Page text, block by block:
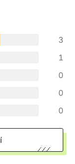
3
1
0
0
0